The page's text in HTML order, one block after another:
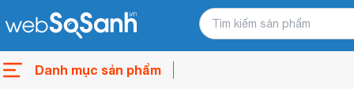
Danh mục sản phẩm